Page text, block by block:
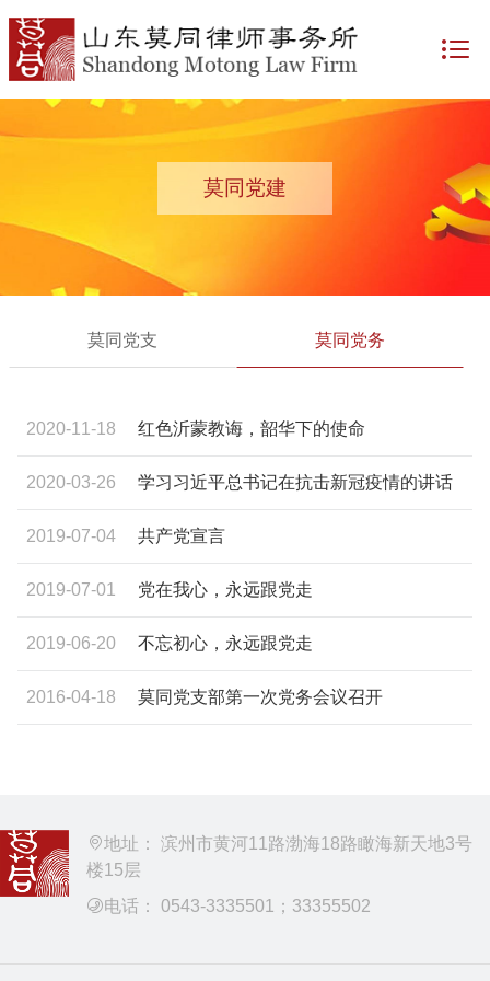
莫同党建
莫同党支 莫同党务
2020-11-18 红色沂蒙教诲，韶华下的使命
2020-03-26 学习习近平总书记在抗击新冠疫情的讲话
2019-07-04 共产党宣言
2019-07-01 党在我心，永远跟党走
2019-06-20 不忘初心，永远跟党走
2016-04-18 莫同党支部第一次党务会议召开
地址： 滨州市黄河11路渤海18路瞰海新天地3号
楼15层
电话： 0543-3335501；33355502